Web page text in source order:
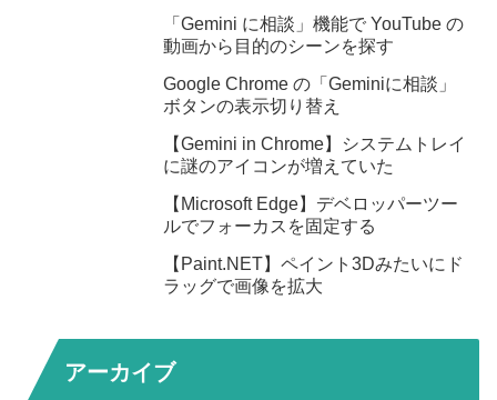
「Gemini に相談」機能で YouTube の
動画から目的のシーンを探す
Google Chrome の「Geminiに相談」
ボタンの表示切り替え
【Gemini in Chrome】システムトレイ
に謎のアイコンが増えていた
【Microsoft Edge】デベロッパーツー
ルでフォーカスを固定する
【Paint.NET】ペイント3Dみたいにド
ラッグで画像を拡大
アーカイブ